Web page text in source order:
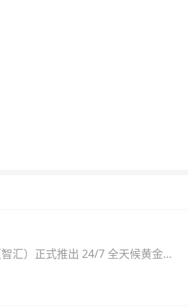
汇）正式推出 24/7 全天候黄金
及交易细则。